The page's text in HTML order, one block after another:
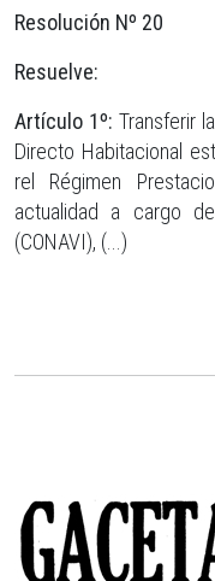
Resolución Nº 20
Resuelve:
Artículo 1º: Transferir
Directo Habitacional
rel Régimen
actualidad a cargo
(CONAVI), (...)